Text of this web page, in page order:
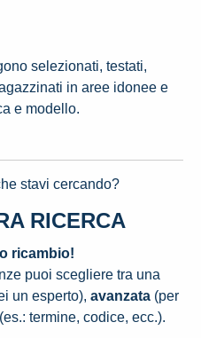
selezionati, testati,
in aree idonee e
e modello.
stavi cercando?
RICERCA
ricambio!
puoi scegliere tra una
un esperto), avanzata (per
(es.: termine, codice, ecc.).